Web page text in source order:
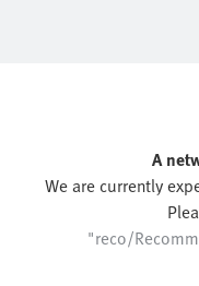
A
We are currently
"reco/